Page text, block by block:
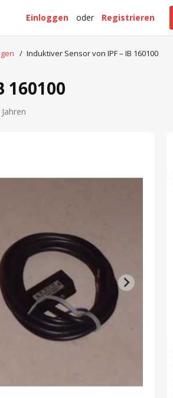
Registrieren
oder
Einloggen
/ Induktiver Sensor von IPF – IB 160100
160100